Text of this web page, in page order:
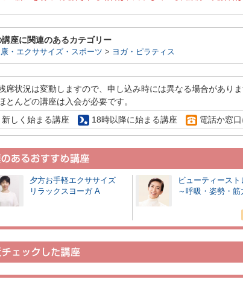
講座に関連のあるカテゴリー
・エクササイズ・スポーツ > ヨガ・ピラティス
席状況は変動しますので、申し込み時には異なる場合がありま
とんどの講座は入会が必要です。
新しく始まる講座
18時以降に始まる講座 電話か窓
夕方お手軽エクササイズ
リラックスヨーガ A
ビューティース
～呼吸・姿勢・筋